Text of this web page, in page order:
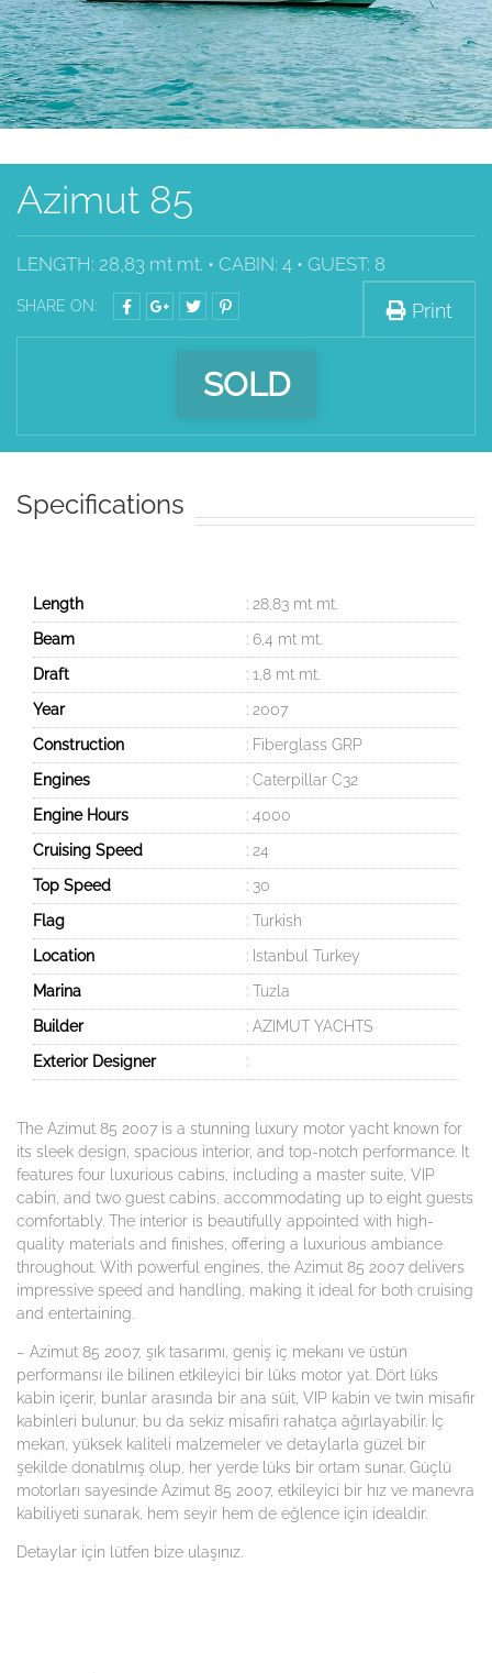
Azimut 85
Print
LENGTH: 28,83 mt mt. • CABIN: 4 • GUEST: 8
SHARE ON:
SOLD
Specifications
Length
: 28,83 mt mt.
Beam
: 6,4 mt mt.
Draft
: 1,8 mt mt.
Year
: 2007
Construction
: Fiberglass GRP
Engines
: Caterpillar C32
Engine Hours
: 4000
Cruising Speed
: 24
Top Speed
: 30
Flag
: Turkish
Location
: Istanbul Turkey
Marina
: Tuzla
Builder
: AZIMUT YACHTS
Exterior Designer
:
The Azimut 85 2007 is a stunning luxury motor yacht known for
its sleek design, spacious interior, and top-notch performance. It
features four luxurious cabins, including a master suite, VIP
cabin, and two guest cabins, accommodating up to eight guests
comfortably. The interior is beautifully appointed with high-
quality materials and finishes, offering a luxurious ambiance
throughout. With powerful engines, the Azimut 85 2007 delivers
impressive speed and handling, making it ideal for both cruising
and entertaining.
– Azimut 85 2007, şık tasarımı, geniş iç mekanı ve üstün
performansı ile bilinen etkileyici bir lüks motor yat. Dört lüks
kabin içerir, bunlar arasında bir ana süit, VIP kabin ve twin misafir
kabinleri bulunur, bu da sekiz misafiri rahatça ağırlayabilir. İç
mekan, yüksek kaliteli malzemeler ve detaylarla güzel bir
şekilde donatılmış olup, her yerde lüks bir ortam sunar. Güçlü
motorları sayesinde Azimut 85 2007, etkileyici bir hız ve manevra
kabiliyeti sunarak, hem seyir hem de eğlence için idealdir.
Detaylar için lütfen bize ulaşınız.